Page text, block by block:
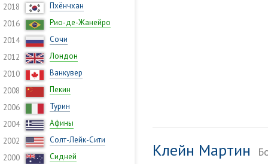
2018
Пхёнчхан
2016
Рио-де-Жанейро
2014
Сочи
2012
Лондон
2010
Ванкувер
2008
Пекин
2006
Турин
2004
Афины
2002
Солт-Лейк-Сити
2000
Сидней
Клейн Мартин